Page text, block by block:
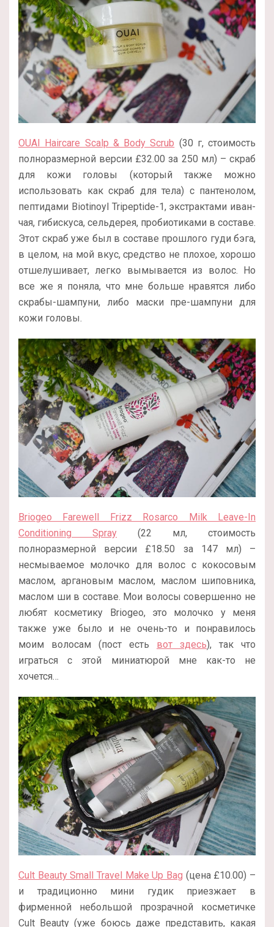
OUAI Haircare Scalp & Body Scrub (30 г, стоимость
полноразмерной версии £32.00 за 250 мл) – скраб
для кожи головы (который также можно
использовать как скраб для тела) с пантенолом,
пептидами Biotinoyl Tripeptide-1, экстрактами иван-
чая, гибискуса, сельдерея, пробиотиками в составе.
Этот скраб уже был в составе прошлого гуди бэга,
в целом, на мой вкус, средство не плохое, хорошо
отшелушивает, легко вымывается из волос. Но
все же я поняла, что мне больше нравятся либо
скрабы-шампуни, либо маски пре-шампуни для
кожи головы.
Briogeo Farewell Frizz Rosarco Milk Leave-In
Conditioning Spray (22 мл, стоимость
полноразмерной версии £18.50 за 147 мл) –
несмываемое молочко для волос с кокосовым
маслом, аргановым маслом, маслом шиповника,
маслом ши в составе. Мои волосы совершенно не
любят косметику Briogeo, это молочко у меня
также уже было и не очень-то и понравилось
моим волосам (пост есть вот здесь), так что
играться с этой миниатюрой мне как-то не
хочется…
Cult Beauty Small Travel Make Up Bag (цена £10.00) –
и традиционно мини гудик приезжает в
фирменной небольшой прозрачной косметичке
Cult Beauty (уже боюсь даже представить, какая